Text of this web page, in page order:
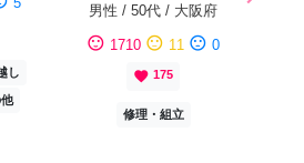
し
男性 / 50代 / 大阪府
sentiment_satisfied 1710 sentiment_neutral 11 sentiment_dissatisfied 0
favorite 175
修理・組立
Next